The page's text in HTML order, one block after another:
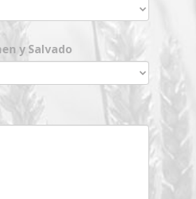
y Salvado